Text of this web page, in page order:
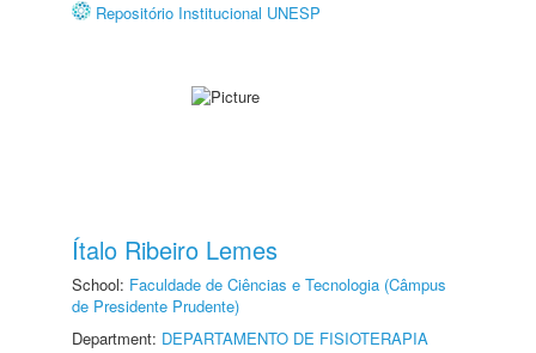
Repositório Institucional UNESP
Ítalo Ribeiro Lemes
School: Faculdade de Ciências e Tecnologia (Câmpus
de Presidente Prudente)
Department: DEPARTAMENTO DE FISIOTERAPIA